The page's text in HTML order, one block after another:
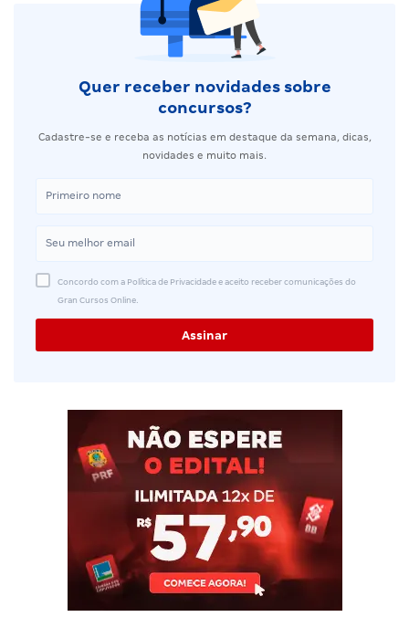
Quer receber novidades sobre
concursos?
Cadastre-se e receba as notícias em destaque da semana, dicas,
novidades e muito mais.
Concordo com a Política de Privacidade e aceito receber comunicações do
Gran Cursos Online.